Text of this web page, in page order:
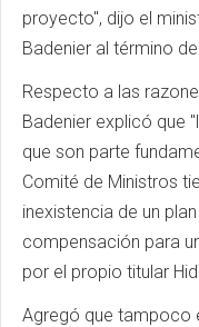
proyecto", dijo el
Badenier al término de
Respecto a las
Badenier explicó que
que son parte
Comité de Ministros
inexistencia de un
compensación para
por el propio titular
Agregó que tampoco